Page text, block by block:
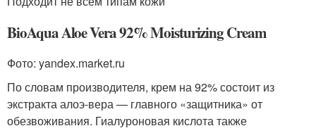
BioAqua Aloe Vera 92% Moisturizing Cream
Фото: yandex.market.ru
По словам производителя, крем на 92% состоит из
экстракта алоэ-вера — главного «защитника» от
обезвоживания. Гиалуроновая кислота также